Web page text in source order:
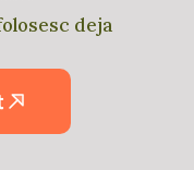
deja